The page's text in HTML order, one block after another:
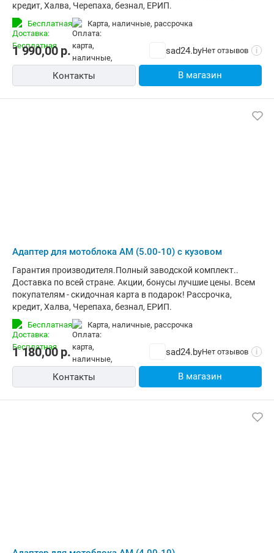
кредит, Халва, Черепаха, безнал, ЕРИП.
Бесплатная карта, наличные, рассрочка
1 990,00р. sad24.byНет отзывов i
Контакты В магазин
Адаптер для мотоблока АМ (5.00-10) с кузовом
Гарантия производителя.Полный заводской комплект..
Доставка по всей стране. Акции, бонусы лучшие цены. Всем
покупателям - скидочная карта в подарок! Рассрочка,
кредит, Халва, Черепаха, безнал, ЕРИП.
Бесплатная карта, наличные, рассрочка
1 180,00р. sad24.byНет отзывов i
Контакты В магазин